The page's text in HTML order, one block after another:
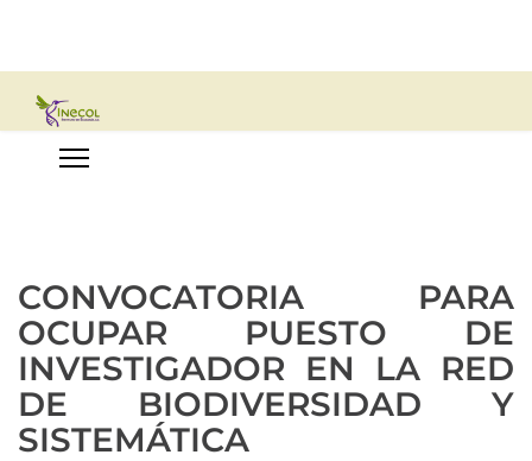
CONVOCATORIA PARA
OCUPAR PUESTO DE
INVESTIGADOR EN LA RED
DE BIODIVERSIDAD Y
SISTEMÁTICA